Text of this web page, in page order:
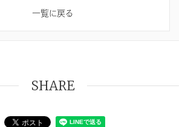
一覧に戻る
SHARE